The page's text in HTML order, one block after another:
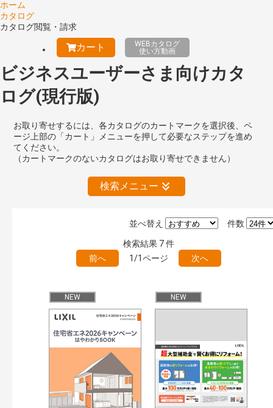
ホーム
カタログ
カタログ閲覧・請求
カート
WEBカタログ
使い方動画
ビジネスユーザーさま向けカタ
ログ(現行版)
お取り寄せするには、各カタログのカートマークを選択後、ペ
ージ上部の「カート」メニューを押して必要なステップを進め
てください。
（カートマークのないカタログはお取り寄せできません）
検索メニュー
絞り込みの解除
旧版（WEBカタログ）
キーワード検索（あいまい）
おすすめハッシュタグ
まずはここから（7）
施工イメージ・アイデア集（5）
リフォームおすすめ（6）
省エネ住宅関連（2）
補助金・優遇制度を知る（2）
件数
並べ替え
検索結果 7件
前へ
1/1ページ 次へ
NEW NEW